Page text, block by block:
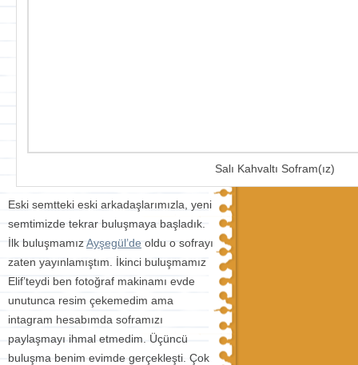
Salı Kahvaltı Sofram(ız)
Eski semtteki eski arkadaşlarımızla, yeni
semtimizde tekrar buluşmaya başladık.
İlk buluşmamızAyşegül’de oldu o sofrayı
zaten yayınlamıştım. İkinci buluşmamız
Elif’teydi ben fotoğraf makinamı evde
unutunca resim çekemedim ama
intagram hesabımda soframızı
paylaşmayı ihmal etmedim. Üçüncü
buluşma benim evimde gerçekleşti. Çok